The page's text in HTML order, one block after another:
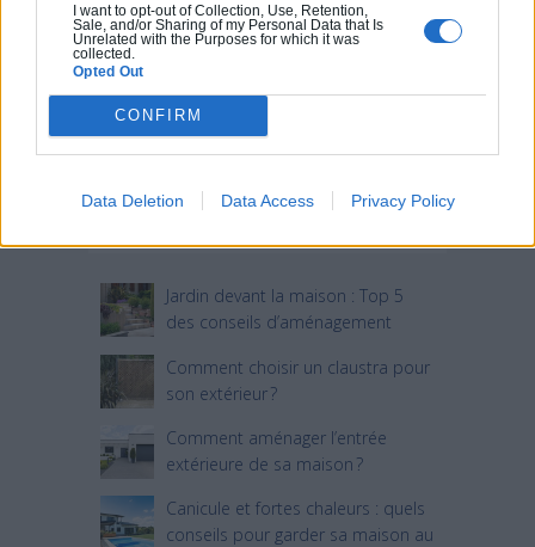
I want to opt-out of Collection, Use, Retention,
Sale, and/or Sharing of my Personal Data that Is
Unrelated with the Purposes for which it was
collected.
Opted Out
CONFIRM
Data Deletion Data Access Privacy Policy
Jardin devant la maison : Top 5
des conseils d’aménagement
Comment choisir un claustra pour
son extérieur ?
Comment aménager l’entrée
extérieure de sa maison ?
Canicule et fortes chaleurs : quels
conseils pour garder sa maison au